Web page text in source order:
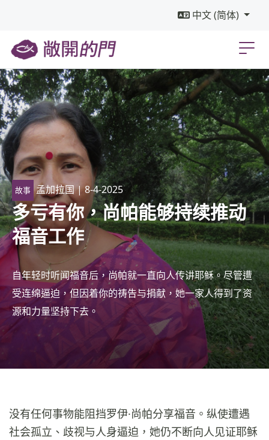
中文 (简体)
故事 孟加拉国| 8-4-2025
多亏有你，尚帕能够持续推动
福音工作
自年轻时听闻福音后，尚帕就一直向人传讲耶稣。尽管遭
受连绵逼迫，但因着你的祷告与捐献，她一家人得到了资
源和力量坚持下去。
没有任何事物能阻挡罗伊·尚帕分享福音。纵使遭遇
社会孤立、歧视与人身逼迫，她仍不断向人见证耶稣